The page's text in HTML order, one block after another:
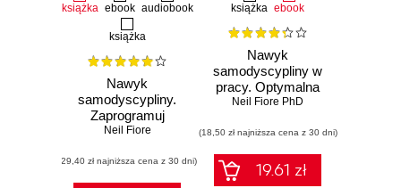
książka ebook audiobook
książka
Nawyk
samodyscypliny.
Zaprogramuj
wewnętrznego
Neil Fiore
(29,40 zł najniższa cena z 30 dni)
książka ebook
Nawyk
samodyscypliny w
pracy. Optymalna
efektywność,
skupienie i
motywacja
Neil Fiore PhD
(18,50 zł najniższa cena z 30 dni)
19.61 zł